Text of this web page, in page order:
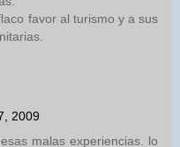
favor al turismo y a sus
2009
malas experiencias. lo